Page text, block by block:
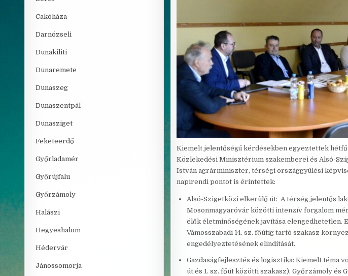
Kiemelt jelentőségű kérdésekben egyeztettek
Közlekedési Minisztérium szakemberei és Alsó-
István agrárminiszter, térségi országgyűlési
napirendi pontot is érintettek:
Alsó-Szigetközi elkerülő út: A térség jelentős
Mosonmagyaróvár közötti intenzív forgalom
élők életminőségének javítása elengedhetetlen.
Vámosszabadi 14. sz. főútig tartó szakasz
engedélyeztetésének elindítását.
Gazdaságfejlesztés és logisztika: Kiemelt téma
út és 1. sz. főút közötti szakasz), Győrzámoly és
Cakóháza
Darnózseli
Dunakiliti
Dunaremete
Dunaszeg
Dunaszentpál
Dunasziget
Feketeerdő
Győrladamér
Győrújfalu
Győrzámoly
Halászi
Hegyeshalom
Hédervár
Jánossomorja